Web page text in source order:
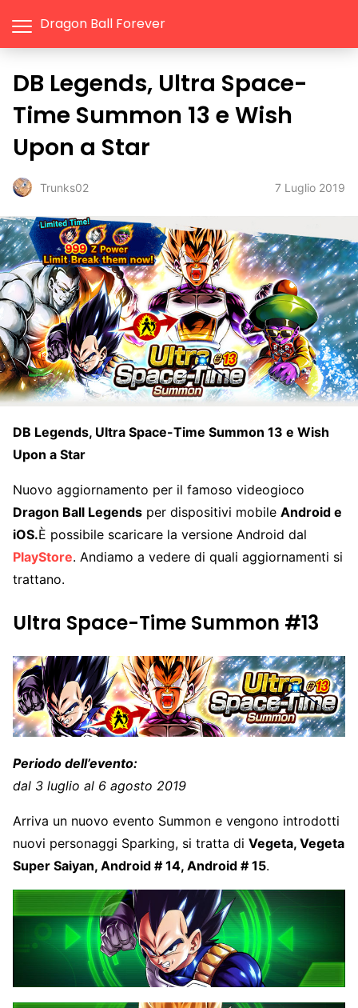
Dragon Ball Forever
DB Legends, Ultra Space-
Time Summon 13 e Wish
Upon a Star
Trunks02 7 Luglio 2019
DB Legends, Ultra Space-Time Summon 13 e Wish
Upon a Star
Nuovo aggiornamento per il famoso videogioco
Dragon Ball Legends per dispositivi mobile Android e
iOS.È possibile scaricare la versione Android dal
PlayStore. Andiamo a vedere di quali aggiornamenti si
trattano.
Ultra Space-Time Summon #13
Periodo dell’evento:
dal 3 luglio al 6 agosto 2019
Arriva un nuovo evento Summon e vengono introdotti
nuovi personaggi Sparking, si tratta di Vegeta, Vegeta
Super Saiyan, Android # 14, Android # 15.